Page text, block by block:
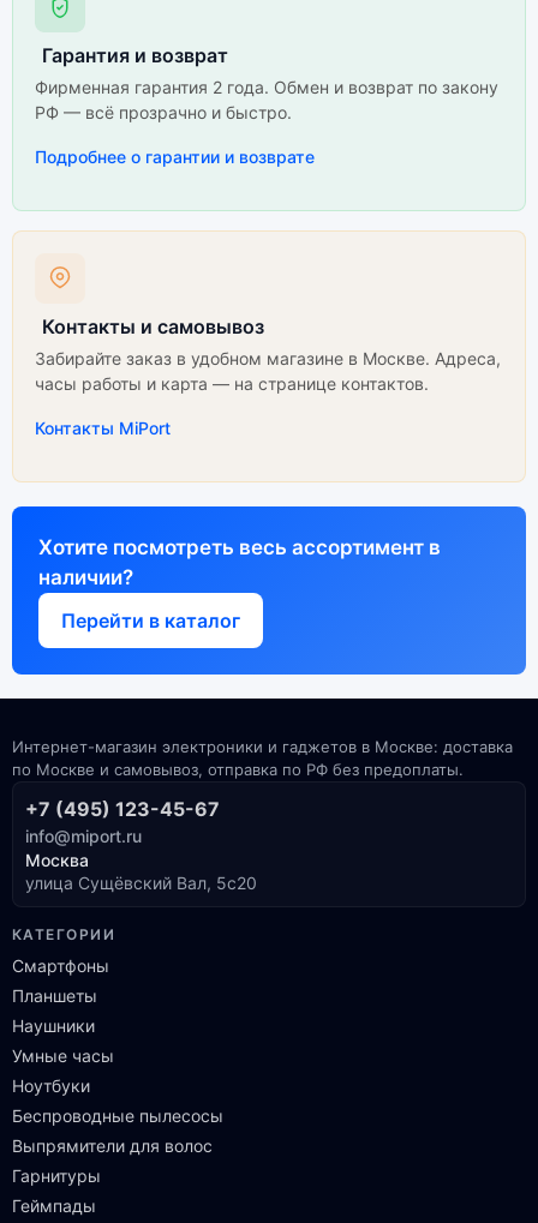
Гарантия и возврат
Фирменная гарантия 2 года. Обмен и возврат по закону
РФ — всё прозрачно и быстро.
Подробнее о гарантии и возврате
Контакты и самовывоз
Забирайте заказ в удобном магазине в Москве. Адреса,
часы работы и карта — на странице контактов.
Контакты MiPort
Хотите посмотреть весь ассортимент в
наличии?
Перейти в каталог
Интернет-магазин электроники и гаджетов в Москве: доставка
по Москве и самовывоз, отправка по РФ без предоплаты.
+7 (495) 123-45-67
info@miport.ru
Москва
улица Сущёвский Вал, 5с20
КАТЕГОРИИ
Смартфоны
Планшеты
Наушники
Умные часы
Ноутбуки
Беспроводные пылесосы
Выпрямители для волос
Гарнитуры
Геймпады